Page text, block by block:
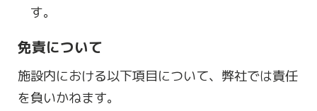
す。
免責について
施設内における以下項目について、弊社では責任
を負いかねます。